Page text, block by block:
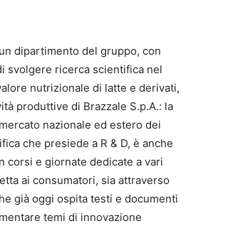
dipartimento del gruppo, con
svolgere ricerca scientifica nel
nutrizionale di latte e derivati,
produttive di Brazzale S.p.A.: la
nazionale ed estero dei
che presiede a R & D, è anche
corsi e giornate dedicate a vari
ai consumatori, sia attraverso
già oggi ospita testi e documenti
temi di innovazione